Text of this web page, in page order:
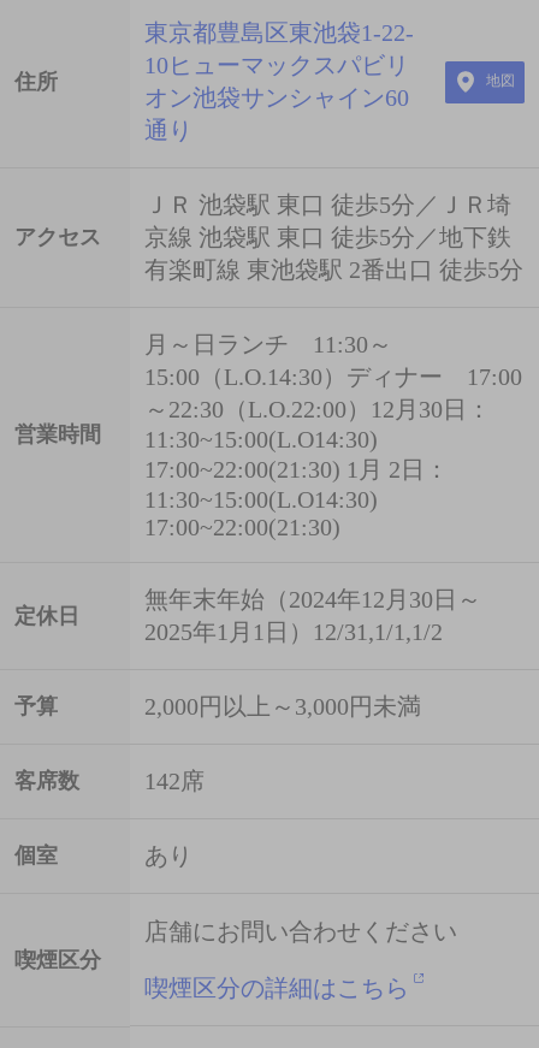
住所
東京都豊島区東池袋1-22-
10ヒューマックスパビリ
オン池袋サンシャイン60
通り
地図
アクセス
ＪＲ 池袋駅 東口 徒歩5分／ＪＲ埼
京線 池袋駅 東口 徒歩5分／地下鉄
有楽町線 東池袋駅 2番出口 徒歩5分
営業時間
月～日ランチ 11:30～
15:00（L.O.14:30）ディナー 17:00
～22:30（L.O.22:00）12月30日：
11:30~15:00(L.O14:30)
17:00~22:00(21:30) 1月 2日：
11:30~15:00(L.O14:30)
17:00~22:00(21:30)
定休日
無年末年始（2024年12月30日～
2025年1月1日）12/31,1/1,1/2
予算 2,000円以上～3,000円未満
客席数 142席
個室 あり
喫煙区分
店舗にお問い合わせください
喫煙区分の詳細はこちら